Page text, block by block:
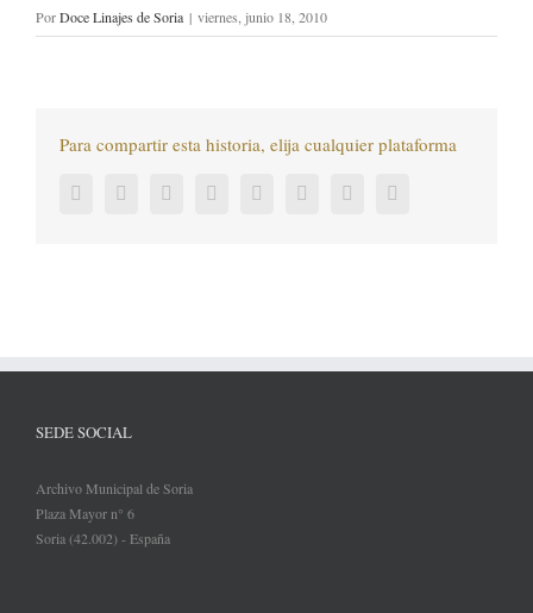
PorDoce Linajes de Soria | viernes, junio 18, 2010
Para compartir esta historia, elija cualquier plataforma
FacebookTwitter LinkedInReddit Tumblr Pinterest
SEDE SOCIAL
Archivo Municipal de Soria
Plaza Mayor n° 6
Soria (42.002) - España